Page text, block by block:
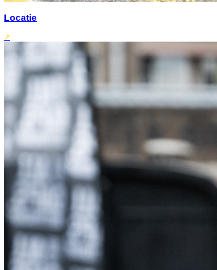
Locatie
↗